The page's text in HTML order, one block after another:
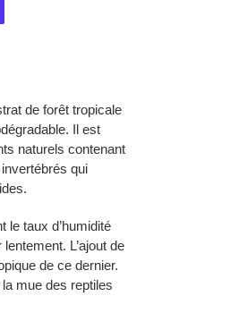
de forêt tropicale
Il est
naturels contenant
qui
le taux d’humidité
L’ajout de
de ce dernier.
mue des reptiles